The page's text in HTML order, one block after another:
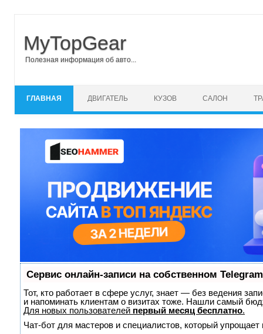
MyTopGear
Полезная информация об авто...
ГЛАВНАЯ ДВИГАТЕЛЬ КУЗОВ САЛОН
Сервис онлайн-записи на собственном
Тот, кто работает в сфере услуг, знает — без ведения
и напоминать клиентам о визитах тоже. Нашли самый
Для новых пользователей первый месяц бесплатно.
Чат-бот для мастеров и специалистов, который упрощает